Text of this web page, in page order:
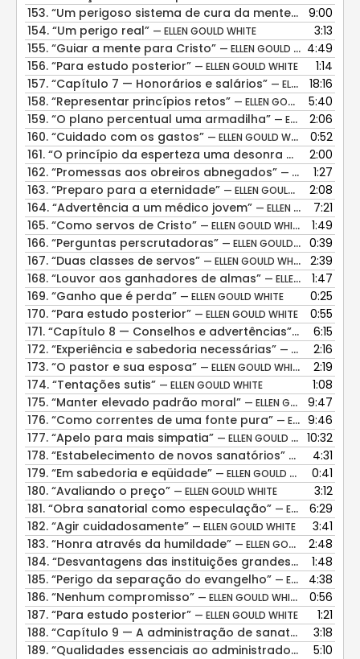
153. “Um perigoso sistema de cura da mente” — ELLEN
9:00
154. “Um perigo real” — ELLEN GOULD WHITE
3:13
155. “Guiar a mente para Cristo” — ELLEN GOULD WHITE
4:49
156. “Para estudo posterior” — ELLEN GOULD WHITE
1:14
157. “Capítulo 7 — Honorários e salários” — ELLEN GOULD WHITE
18:16
158. “Representar princípios retos” — ELLEN GOULD WHITE
5:40
159. “O plano percentual uma armadilha” — ELLEN GOULD WHITE
2:06
160. “Cuidado com os gastos” — ELLEN GOULD WHITE
0:52
161. “O princípio da esperteza uma desonra a Deus”
2:00
162. “Promessas aos obreiros abnegados” — ELLEN GOULD WHITE
1:27
163. “Preparo para a eternidade” — ELLEN GOULD WHITE
2:08
164. “Advertência a um médico jovem” — ELLEN GOULD WHITE
7:21
165. “Como servos de Cristo” — ELLEN GOULD WHITE
1:49
166. “Perguntas perscrutadoras” — ELLEN GOULD WHITE
0:39
167. “Duas classes de servos” — ELLEN GOULD WHITE
2:39
168. “Louvor aos ganhadores de almas” — ELLEN GOULD WHITE
1:47
169. “Ganho que é perda” — ELLEN GOULD WHITE
0:25
170. “Para estudo posterior” — ELLEN GOULD WHITE
0:55
171. “Capítulo 8 — Conselhos e advertências” — ELLEN
6:15
172. “Experiência e sabedoria necessárias” — ELLEN GOULD WHITE
2:16
173. “O pastor e sua esposa” — ELLEN GOULD WHITE
2:19
174. “Tentações sutis” — ELLEN GOULD WHITE
1:08
175. “Manter elevado padrão moral” — ELLEN GOULD WHITE
9:47
176. “Como correntes de uma fonte pura” — ELLEN GOULD WHITE
9:46
177. “Apelo para mais simpatia” — ELLEN GOULD WHITE
10:32
178. “Estabelecimento de novos sanatórios” — ELLEN
4:31
179. “Em sabedoria e eqüidade” — ELLEN GOULD WHITE
0:41
180. “Avaliando o preço” — ELLEN GOULD WHITE
3:12
181. “Obra sanatorial como especulação” — ELLEN GOULD WHITE
6:29
182. “Agir cuidadosamente” — ELLEN GOULD WHITE
3:41
183. “Honra através da humildade” — ELLEN GOULD WHITE
2:48
184. “Desvantagens das instituições grandes” — ELLEN
1:48
185. “Perigo da separação do evangelho” — ELLEN GOULD WHITE
4:38
186. “Nenhum compromisso” — ELLEN GOULD WHITE
0:56
187. “Para estudo posterior” — ELLEN GOULD WHITE
1:21
188. “Capítulo 9 — A administração de sanatórios” —
3:18
189. “Qualidades essenciais ao administrador” — ELLEN
5:10